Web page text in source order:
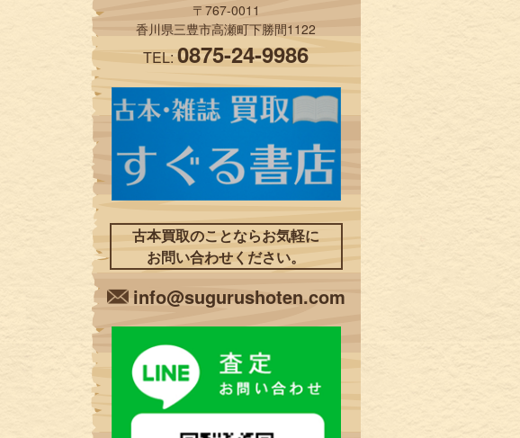
〒767-0011
香川県三豊市高瀬町下勝間1122
TEL:0875-24-9986
古本買取のことならお気軽に
お問い合わせください。
info@sugurushoten.com